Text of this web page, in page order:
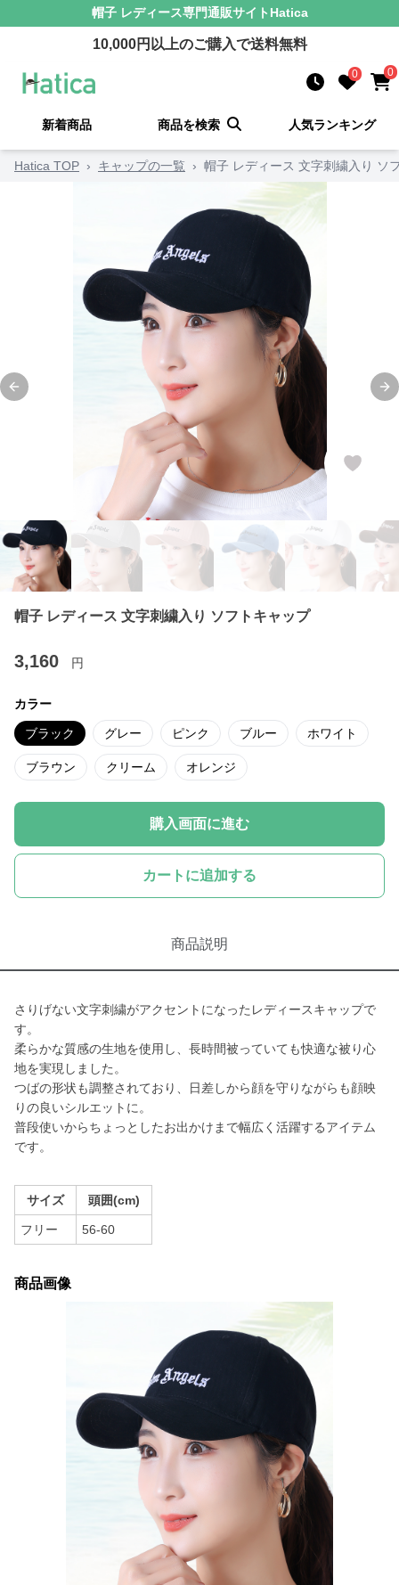
帽子 レディース専門通販サイト Hatica
10,000円以上のご購入で送料無料
0 0
新着商品 商品を検索 人気ランキング
Hatica TOP › キャップの一覧 › 帽子 レディース 文字刺繍入り ソ
Previous slide
帽子 レディース 文字刺繍入り ソフトキャップ
3,160 円
カラー
ブラック グレー ピンク ブルー ホワイト
ブラウン クリーム オレンジ
購入画面に進む
カートに追加する
商品説明
さりげない文字刺繍がアクセントになったレディースキャップで
す。
柔らかな質感の生地を使用し、長時間被っていても快適な被り心
地を実現しました。
つばの形状も調整されており、日差しから顔を守りながらも顔映
りの良いシルエットに。
普段使いからちょっとしたお出かけまで幅広く活躍するアイテム
です。
サイズ 頭囲(cm)
フリー 56-60
商品画像